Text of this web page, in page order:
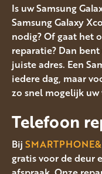
Is uw Samsung
Samsung Galaxy
nodig? Of gaat het
reparatie? Dan
juiste adres. Een
iedere dag, maar
zo snel mogelijk
Telefoon
Bij
gratis voor de deur